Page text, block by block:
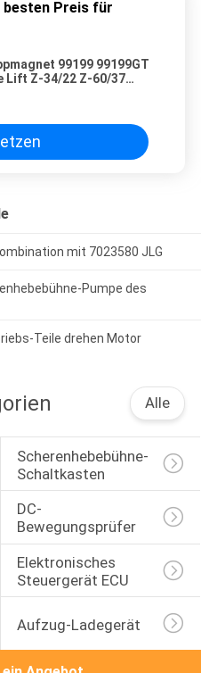
besten Preis für
99199 99199GT
Lift Z-34/22 Z-60/37
mit 7023580 JLG
Pumpe des
Teile drehen Motor
Alle
Scherenhebebühne-
Schaltkasten
DC-
Bewegungsprüfer
Elektronisches
Steuergerät ECU
Aufzug-Ladegerät